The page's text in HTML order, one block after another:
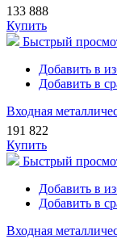
133 888
Купить
Быстрый
Добавить в
Добавить в
Входная
191 822
Купить
Быстрый
Добавить в
Добавить в
Входная